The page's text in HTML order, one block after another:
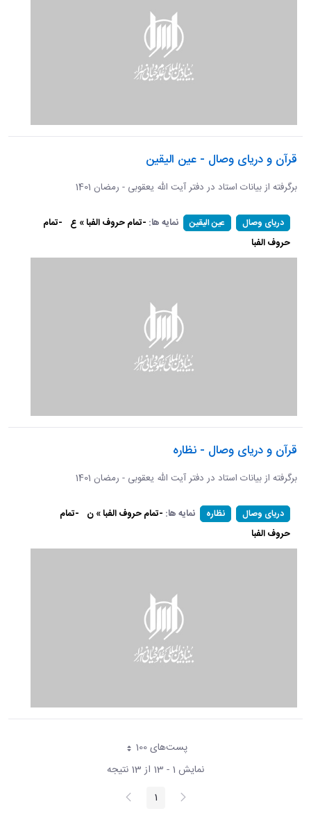
قرآن و دریای وصال - عین الیقین
برگرفته از بیانات استاد در دفتر آیت الله یعقوبی - رمضان 1401
دریای وصال عین الیقین نمایه ها: -تمام حروف الفبا » ع -تمام
حروف الفبا
قرآن و دریای وصال - نظاره
برگرفته از بیانات استاد در دفتر آیت الله یعقوبی - رمضان 1401
دریای وصال نظاره نمایه ها: -تمام حروف الفبا » ن -تمام
حروف الفبا
پست‌‌های 100هر صفحه
نمایش 1 - 13 از 13 نتیجه
پیغام
قبلی صفحه1 صفحه
بعد